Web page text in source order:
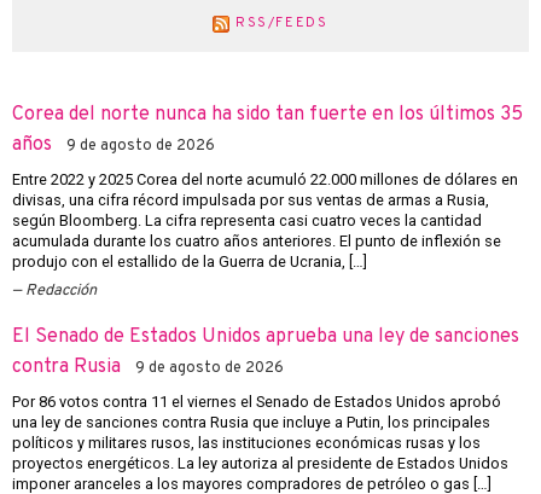
RSS/FEEDS
Corea del norte nunca ha sido tan fuerte en los últimos 35
años
9 de agosto de 2026
Entre 2022 y 2025 Corea del norte acumuló 22.000 millones de dólares en
divisas, una cifra récord impulsada por sus ventas de armas a Rusia,
según Bloomberg. La cifra representa casi cuatro veces la cantidad
acumulada durante los cuatro años anteriores. El punto de inflexión se
produjo con el estallido de la Guerra de Ucrania, […]
Redacción
El Senado de Estados Unidos aprueba una ley de sanciones
contra Rusia
9 de agosto de 2026
Por 86 votos contra 11 el viernes el Senado de Estados Unidos aprobó
una ley de sanciones contra Rusia que incluye a Putin, los principales
políticos y militares rusos, las instituciones económicas rusas y los
proyectos energéticos. La ley autoriza al presidente de Estados Unidos
imponer aranceles a los mayores compradores de petróleo o gas […]